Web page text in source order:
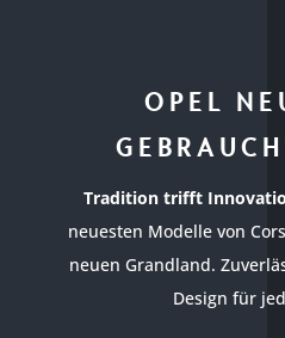
OPEL
Tradition trifft
neuesten Modelle von
neuen Grandland.
Design für